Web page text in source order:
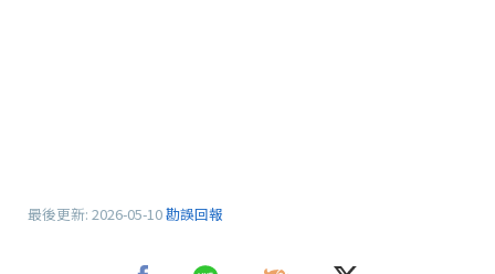
最後更新: 2026-05-10勘誤回報